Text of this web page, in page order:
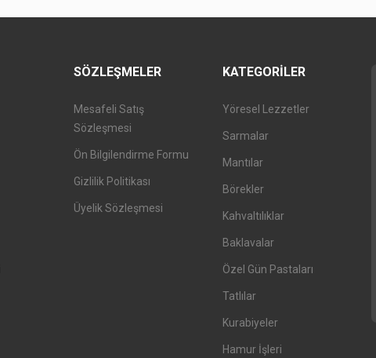
SÖZLEŞMELER
Mesafeli Satış
Sözleşmesi
Ön Bilgilendirme Formu
Gizlilik Politikası
Üyelik Sözleşmesi
KATEGORILER
Yöresel Lezzetler
Sarmalar
Mantılar
Börekler
Kahvaltılıklar
Baklavalar
Özel Gün Pastaları
Tatlılar
Kurabiyeler
Hamur İşleri